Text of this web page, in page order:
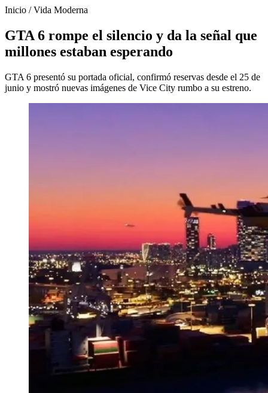
Inicio /Vida Moderna
GTA 6 rompe el silencio y da la señal que
millones estaban esperando
GTA 6 presentó su portada oficial, confirmó reservas desde el 25 de
junio y mostró nuevas imágenes de Vice City rumbo a su estreno.